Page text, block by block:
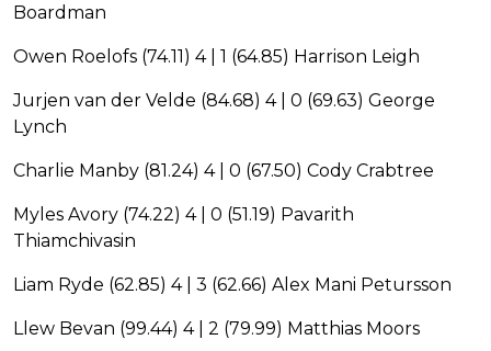
Boardman
Owen Roelofs (74.11) 4 | 1 (64.85) Harrison Leigh
Jurjen van der Velde (84.68) 4 | 0 (69.63) George
Lynch
Charlie Manby (81.24) 4 | 0 (67.50) Cody Crabtree
Myles Avory (74.22) 4 | 0 (51.19) Pavarith
Thiamchivasin
Liam Ryde (62.85) 4 | 3 (62.66) Alex Mani Petursson
Llew Bevan (99.44) 4 | 2 (79.99) Matthias Moors